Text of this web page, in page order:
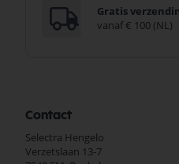
Gratis
vanaf € 100 (NL)
Contact
Selectra Hengelo
Verzetslaan 13-7